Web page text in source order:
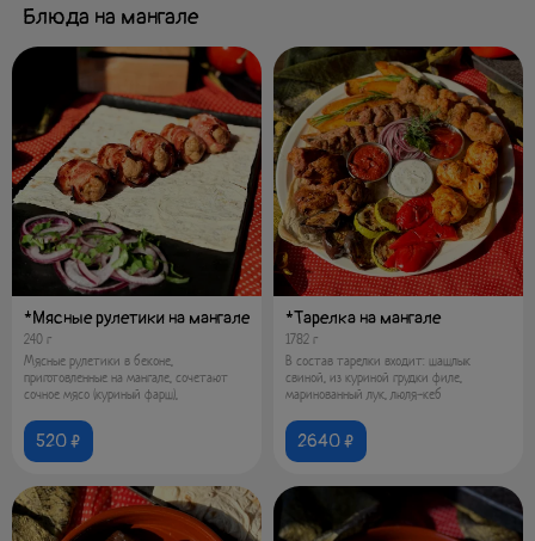
Блюда на мангале
*Мясные рулетики на мангале
240 г
Мясные рулетики в беконе,
приготовленные на мангале, сочетают
сочное мясо (куриный фарш),
520 ₽
*Тарелка на мангале
1782 г
В состав тарелки входит: шашлык
свиной, из куриной грудки филе,
маринованный лук, люля-кеб
2640 ₽